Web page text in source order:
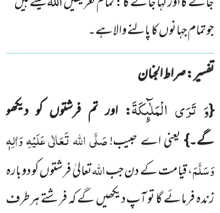
جوتمام جہانوں کا پالنے والاہے۔
تفسیر : ‎صراط الجنان
{وَ تَرَى الْمَلٰٓىٕكَةَ: اور تم فرشتوں کو دیکھو
گے۔}یعنی اے حبیب!صَلَّی اللہ تَعَالٰی عَلَیْہِ وَاٰلِہٖ
وَسَلَّمَ، قیامت کے دن جباللہتعالیٰ فرشتوں کو دوبارہ
زندہ فرمائے گا تو آپ دیکھیں گے کہ فرشتے ہرطرف